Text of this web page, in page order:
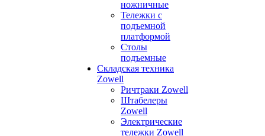
ножничные
Тележки с
подъемной
платформой
Столы
подъемные
Складская техника
Zowell
Ричтраки Zowell
Штабелеры
Zowell
Электрические
тележки Zowell